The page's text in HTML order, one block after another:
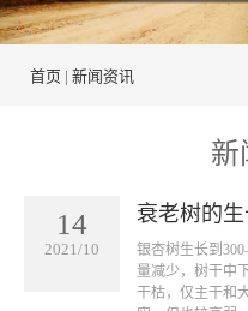
首页 | 新闻资讯
新
14
2021/10
衰老树的生
银杏树生长到
量减少，树干中
干枯，仅主干和